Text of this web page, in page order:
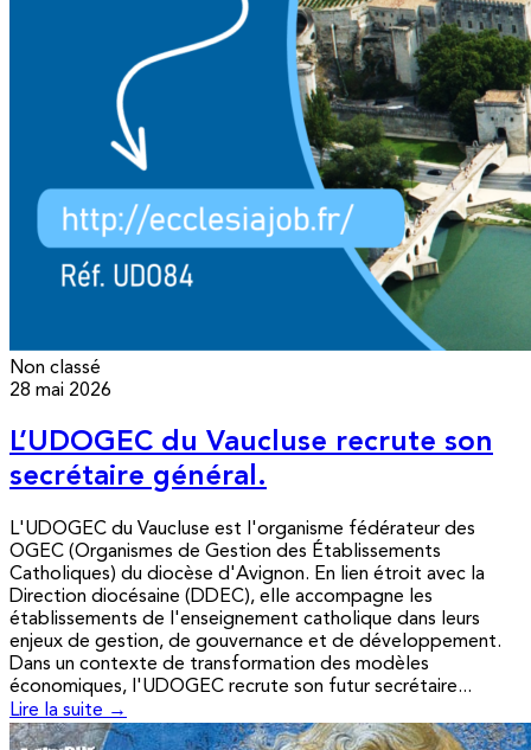
Non classé
28 mai 2026
L’UDOGEC du Vaucluse recrute son
secrétaire général.
L'UDOGEC du Vaucluse est l'organisme fédérateur des
OGEC (Organismes de Gestion des Établissements
Catholiques) du diocèse d'Avignon. En lien étroit avec la
Direction diocésaine (DDEC), elle accompagne les
établissements de l'enseignement catholique dans leurs
enjeux de gestion, de gouvernance et de développement.
Dans un contexte de transformation des modèles
économiques, l'UDOGEC recrute son futur secrétaire...
Lire la suite →